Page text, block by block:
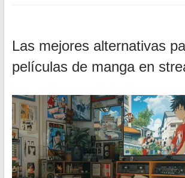
Las mejores alternativas
películas de manga en